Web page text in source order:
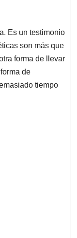
Es un testimonio
son más que
forma de llevar
de
tiempo